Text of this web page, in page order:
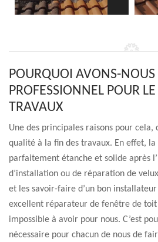
POURQUOI AVONS-NOUS
PROFESSIONNEL POUR
TRAVAUX
Une des principales raisons pour cela,
qualité à la fin des travaux. En effet,
parfaitement étanche et solide après
d’installation ou de réparation de
et les savoir-faire d’un bon installateur
excellent réparateur de fenêtre de toit
impossible à avoir pour nous. C’est
nécessaire pour chacun de nous de